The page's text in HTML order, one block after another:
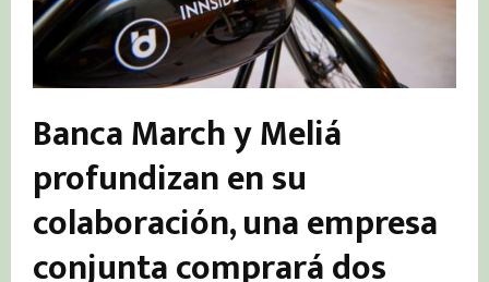
Banca March y Meliá
profundizan en su
colaboración, una empresa
conjunta comprará dos